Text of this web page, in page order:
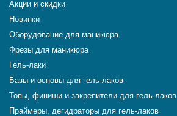
Акции и скидки
Новинки
Оборудование для маникюра
Фрезы для маникюра
Гель-лаки
Базы и основы для гель-лаков
Топы, финиши и закрепители для гель-лаков
Праймеры, дегидраторы для гель-лаков